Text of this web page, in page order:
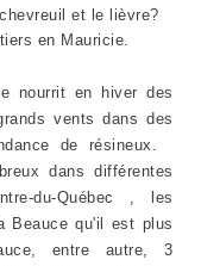
en Mauricie.
nourrit en hiver des
vents dans des
de résineux.
dans différentes
du-Québec , les
Beauce qu'il est plus
entre autre, 3